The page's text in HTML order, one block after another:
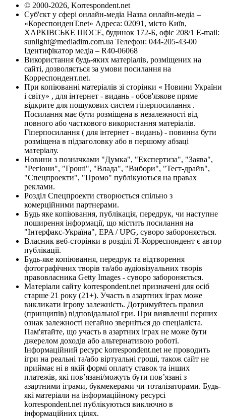
© 2000-2026, Korrespondent.net
Суб'єкт у сфері онлайн-медіа Назва онлайн-медіа –
«КореспонденТ.net» Адреса: 02091, місто Київ,
ХАРКІВСЬКЕ ШОСЕ, будинок 172-Б, офіс 208/1 E-mail:
sunlight@mediadim.com.ua Телефон: 044-205-43-00
Ідентифікатор медіа – R40-06068
Використання будь-яких матеріалів, розміщених на
сайті, дозволяється за умови посилання на
Корреспондент.net.
При копіюванні матеріалів зі сторінки « Новини України
і світу» , для інтернет - видань - обов'язкове пряме
відкрите для пошукових систем гіперпосилання .
Посилання має бути розміщена в незалежності від
повного або часткового використання матеріалів.
Гіперпосилання ( для інтернет - видань) - повинна бути
розміщена в підзаголовку або в першому абзаці
матеріалу.
Новини з позначками "Думка", "Експертиза", "Заява",
"Регіони", "Гроші", "Влада", "Вибори", "Тест-драйв",
"Спецпроекти", "Промо" публікуються на правах
реклами.
Розділ Спецпроекти створюється спільно з
комерційними партнерами.
Будь яке копіювання, публікація, передрук, чи наступне
поширення інформації, що містить посилання на
"Інтерфакс-Україна", EPA / UPG, суворо забороняється.
Власник веб-сторінки в розділі Я-Корреспондент є автор
публікації.
Будь-яке копіювання, передрук та відтворення
фотографічних творів та/або аудіовізуальних творів
правовласника Getty Images - суворо забороняється.
Матеріали сайту korrespondent.net призначені для осіб
старше 21 року (21+). Участь в азартних іграх може
викликати ігрову залежність. Дотримуйтесь правил
(принципів) відповідальної гри. При виявленні перших
ознак залежності негайно зверніться до спеціаліста.
Пам'ятайте, що участь в азартних іграх не може бути
джерелом доходів або альтернативою роботі.
Інформаційний ресурс korrespondent.net не проводить
ігри на реальні та/або віртуальні гроші, також сайт не
приймає ні в якій формі оплату ставок та інших
платежів, які пов’язані/можуть бути пов’язані з
азартними іграми, букмекерами чи тоталізаторами. Будь-
які матеріали на інформаційному ресурсі
korrespondent.net публікуються виключно в
інформаційних цілях.